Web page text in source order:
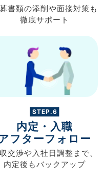
書類の添削や面接対策も
徹底サポート
STEP.6
内定・入職
フターフォロー
交渉や入社日調整まで、
内定後もバックアップ